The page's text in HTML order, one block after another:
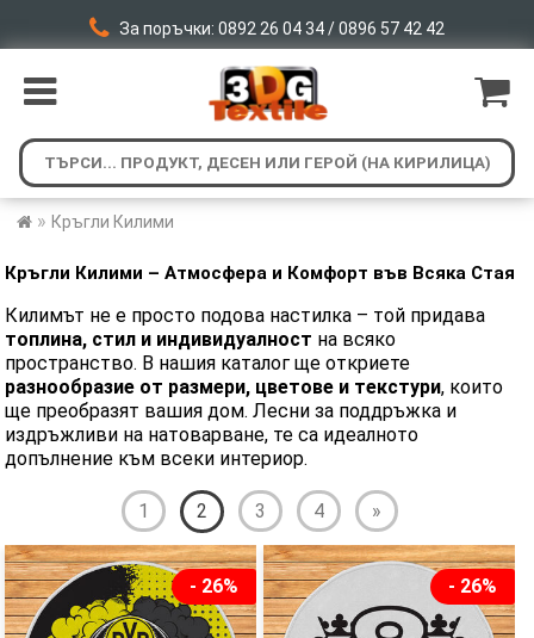
За поръчки: 0892 26 04 34 / 0896 57 42 42
» Кръгли Килими
​Кръгли Килими – Атмосфера и Комфорт във Всяка Стая
Килимът не е просто подова настилка – той придава
топлина, стил и индивидуалност на всяко
пространство. В нашия каталог ще откриете
разнообразие от размери, цветове и текстури, които
ще преобразят вашия дом. Лесни за поддръжка и
издръжливи на натоварване, те са идеалното
допълнение към всеки интериор.
1 2 3 4 »
- 26% - 26%